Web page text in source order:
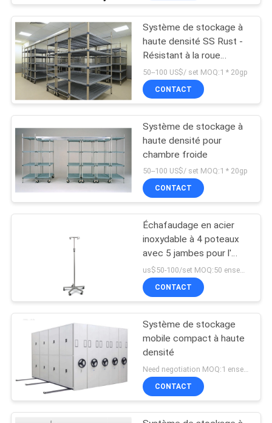
CONTRÔLE
DE
QUALITÉ
CONTACTEZ-
NOUS
DEMANDEZ
UNE
CITATION
PRIVACY
POLICY
Étagères grillagées
pour la maison
72
Système de
stockage à haute
densité
26
Pièces d'étagères
grillagées
22
Système de stockage à
haute densité SS Rust -
Résistant à la roue
aérienne, étagère en PP
chromée pour la marche
- dans les congélateurs
50--100 US$/ set MOQ:1 * 20gp
CONTACT
Système de stockage à
haute densité pour
chambre froide
50--100 US$/ set MOQ:1 * 20gp
CONTACT
Échafaudage en acier
inoxydable à 4 poteaux
avec 5 jambes pour l'
hôpital chirurgical
us$50-100/set MOQ:50 ensembles
CONTACT
Système de stockage
mobile compact à haute
densité
CONTACT